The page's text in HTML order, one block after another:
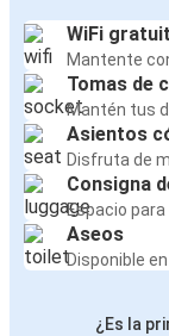
WiFi
Mantente
Tomas de
Mantén tus
Asientos
Disfruta de
Consigna
Espacio
Aseos
Disponible
¿Es la